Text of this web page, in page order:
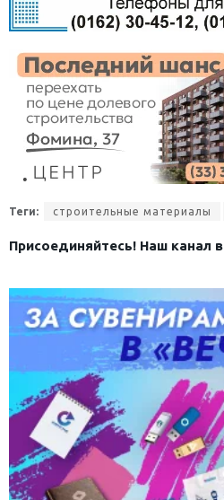
Теги: строительные материалы
Присоединяйтесь! Наш канал в